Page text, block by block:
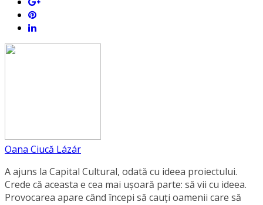
Oana Ciucă Lázár
A ajuns la Capital Cultural, odată cu ideea proiectului.
Crede că aceasta e cea mai ușoară parte: să vii cu ideea.
Provocarea apare când începi să cauți oamenii care să